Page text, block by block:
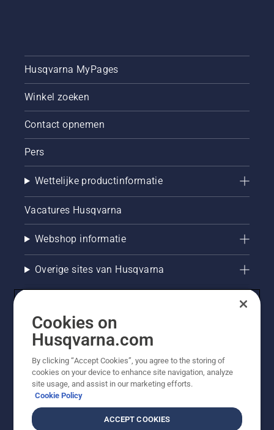
Husqvarna MyPages
Winkel zoeken
Contact opnemen
Pers
Wettelijke productinformatie
Vacatures Husqvarna
Webshop informatie
Overige sites van Husqvarna
© Husqvarna AB (publ). Alle rechten voorbehouden. De
getoonde prijzen zijn consumentenadviesprijzen. Alle
vermelde prijzen zijn adviesverkoopprijzen (incl. BTW),
Cookies on
Husqvarna.com
By clicking “Accept Cookies”, you agree to the storing of
cookies on your device to enhance site navigation, analyze
site usage, and assist in our marketing efforts.
Cookie Policy
ACCEPT COOKIES